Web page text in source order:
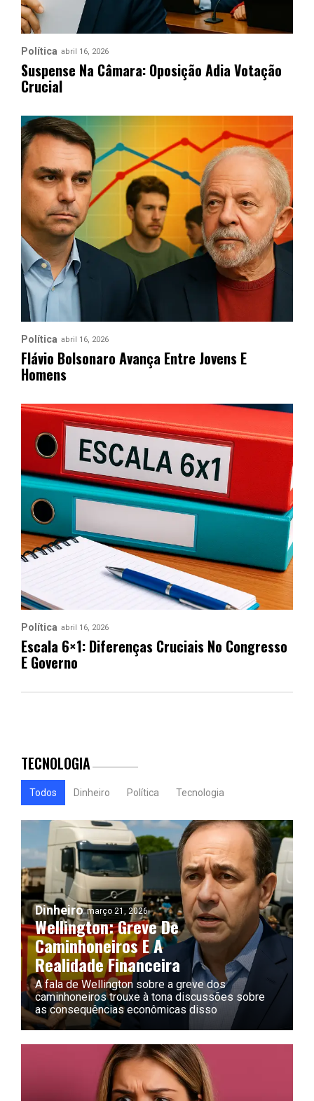
Política abril 16, 2026
Suspense Na Câmara: Oposição Adia Votação
Crucial
Política abril 16, 2026
Flávio Bolsonaro Avança Entre Jovens E
Homens
Política abril 16, 2026
Escala 6×1: Diferenças Cruciais No Congresso
E Governo
TECNOLOGIA
Todos Dinheiro Política Tecnologia
Dinheiro março 21, 2026
Wellington: Greve De
Caminhoneiros E A
Realidade Financeira
A fala de Wellington sobre a greve dos
caminhoneiros trouxe à tona discussões sobre
as consequências econômicas disso